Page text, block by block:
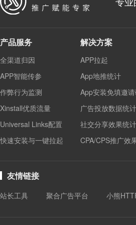
产品服务
全渠道归因
APP智能传参
作弊行为监测
Xinstall优质流量
Universal Links配置
快速安装与一键拉起
解决方案
APP拉起
App地推统计
App安装免填邀
广告投放数据统计
社交分享效果统计
CPA/CPS推广效
友情链接
站长工具 聚合广告平台 小熊